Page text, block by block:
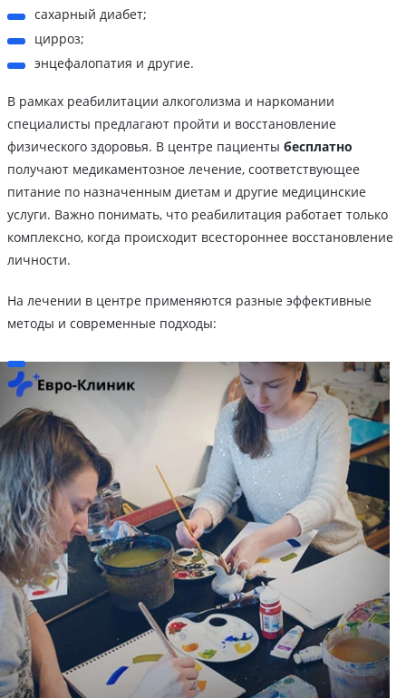
сахарный диабет;
цирроз;
энцефалопатия и другие.
В рамках реабилитации алкоголизма и наркомании
специалисты предлагают пройти и восстановление
физического здоровья. В центре пациенты бесплатно
получают медикаментозное лечение, соответствующее
питание по назначенным диетам и другие медицинские
услуги. Важно понимать, что реабилитация работает только
комплексно, когда происходит всестороннее восстановление
личности.
На лечении в центре применяются разные эффективные
методы и современные подходы: